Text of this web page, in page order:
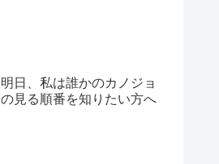
明日、私は誰かのカノジョ
の見る順番を知りたい方へ